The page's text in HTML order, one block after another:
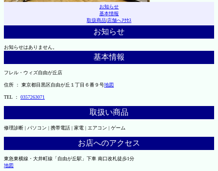
お知らせ
基本情報
取扱商品|店舗へｱｸｾｽ
お知らせ
お知らせはありません。
基本情報
フレル・ウィズ自由が丘店
住所 ： 東京都目黒区自由が丘１丁目６番９号地図
TEL ： 0357263071
取扱い商品
修理診断 | パソコン | 携帯電話 | 家電 | エアコン | ゲーム
お店へのアクセス
東急東横線・大井町線「自由が丘駅」下車 南口改札徒歩1分
地図